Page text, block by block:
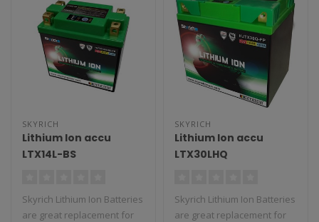
SKYRICH
Lithium Ion accu
LTX14L-BS
Skyrich Lithium Ion Batteries
are great replacement for
SKYRICH
Lithium Ion accu
LTX30LHQ
Skyrich Lithium Ion Batteries
are great replacement for